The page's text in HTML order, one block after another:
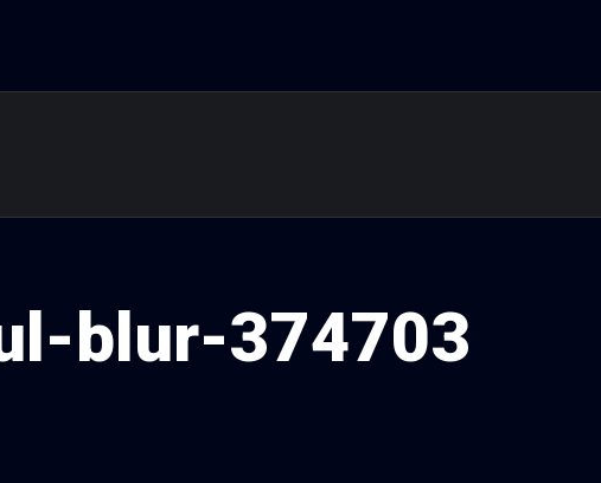
blur-374703